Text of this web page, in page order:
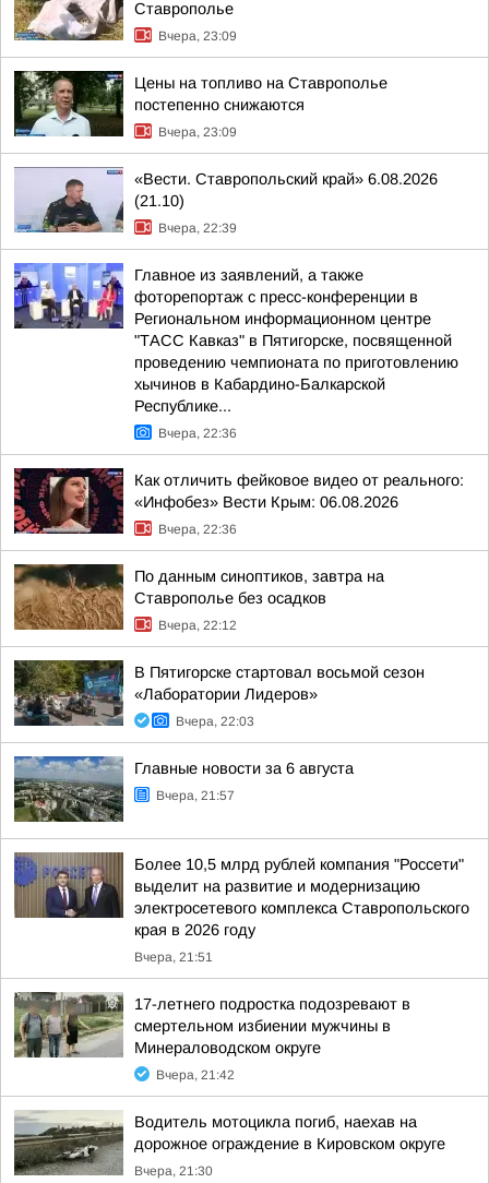
Ставрополье
Вчера, 23:09
Цены на топливо на Ставрополье
постепенно снижаются
Вчера, 23:09
«Вести. Ставропольский край» 6.08.2026
(21.10)
Вчера, 22:39
Главное из заявлений, а также
фоторепортаж с пресс-конференции в
Региональном информационном центре
"ТАСС Кавказ" в Пятигорске, посвященной
проведению чемпионата по приготовлению
хычинов в Кабардино-Балкарской
Республике...
Вчера, 22:36
Как отличить фейковое видео от реального:
«Инфобез» Вести Крым: 06.08.2026
Вчера, 22:36
По данным синоптиков, завтра на
Ставрополье без осадков
Вчера, 22:12
В Пятигорске стартовал восьмой сезон
«Лаборатории Лидеров»
Вчера, 22:03
Главные новости за 6 августа
Вчера, 21:57
Более 10,5 млрд рублей компания "Россети"
выделит на развитие и модернизацию
электросетевого комплекса Ставропольского
края в 2026 году
Вчера, 21:51
17-летнего подростка подозревают в
смертельном избиении мужчины в
Минераловодском округе
Вчера, 21:42
Водитель мотоцикла погиб, наехав на
дорожное ограждение в Кировском округе
Вчера, 21:30